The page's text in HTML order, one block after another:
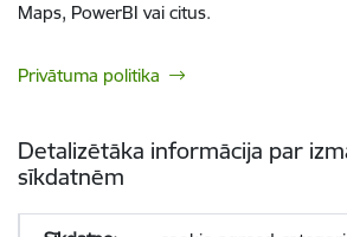
Maps, PowerBI vai citus.
Privātuma politika
Detalizētāka informācija par
sīkdatnēm